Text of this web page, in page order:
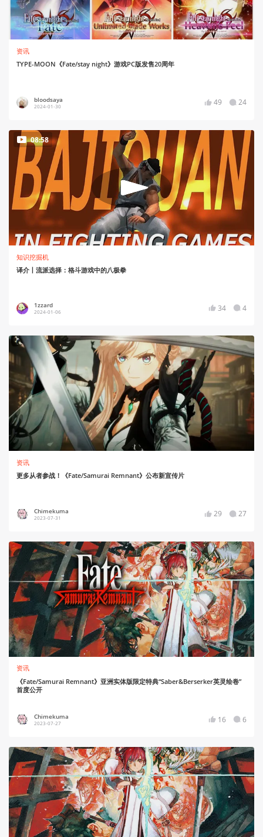
资讯
TYPE-MOON《Fate/stay night》游戏PC版发售20周年
bloodsaya
2024-01-30 49 24
08:58
知识挖掘机
译介丨流派选择：格斗游戏中的八极拳
1zzard
2024-01-06 34 4
资讯
更多从者参战！《Fate/Samurai Remnant》公布新宣传片
Chimekuma
2023-07-31 29 27
资讯
《Fate/Samurai Remnant》亚洲实体版限定特典“Saber&Berserker英灵绘卷”
首度公开
Chimekuma
2023-07-27 16 6